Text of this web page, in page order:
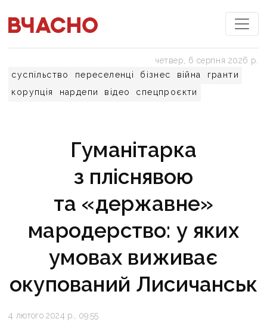
суспільство переселенці бізнес війна
гранти
корупція
нардепи відео спецпроєкти
четвер, 6 серпня 2026 р.
Гуманітарка
з пліснявою
та «державне»
мародерство: у яких
умовах виживає
окупований Лисичанськ
4 лютого 2024 р., 09:55